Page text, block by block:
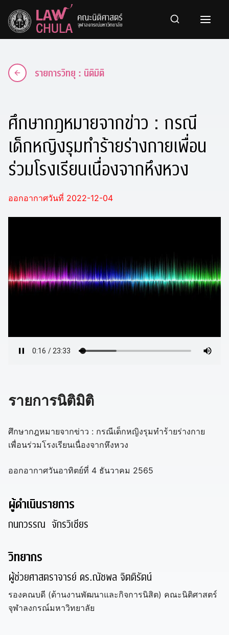
content
รายการวิทยุ : นิติมิติ
ศึกษากฎหมายจากข่าว : กรณี
เด็กหญิงรุมทำร้ายร่างกายเพื่อน
ร่วมโรงเรียนเนื่องจากหึงหวง
ออกอากาศวันที่ 2022-12-04
รายการนิติมิติ
ศึกษากฎหมายจากข่าว : กรณีเด็กหญิงรุมทำร้ายร่างกาย
เพื่อนร่วมโรงเรียนเนื่องจากหึงหวง
ออกอากาศวันอาทิตย์ที่ 4 ธันวาคม 2565
ผู้ดำเนินรายการ
กนกวรรณ จักรวิเชียร
วิทยากร
ผู้ช่วยศาสตราจารย์ ดร.ณัชพล จิตติรัตน์
รองคณบดี (ด้านงานพัฒนาและกิจการนิสิต) คณะนิติศาสตร์
จุฬาลงกรณ์มหาวิทยาลัย